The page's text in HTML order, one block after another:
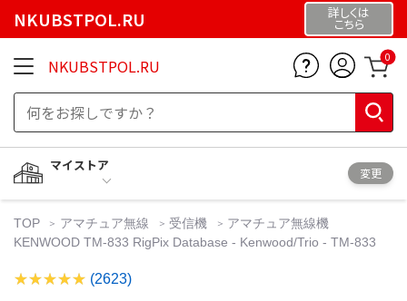
NKUBSTPOL.RU 詳しくは
こちら
NKUBSTPOL.RU 0
マイストア
変更
TOP アマチュア無線 受信機
アマチュア無線機
KENWOOD TM-833 RigPix Database - Kenwood/Trio - TM-833
(2623)